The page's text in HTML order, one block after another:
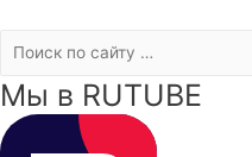
Мы в RUTUBE